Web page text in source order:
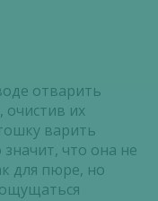
отварить
их
варить
значит, что она не
для пюре, но